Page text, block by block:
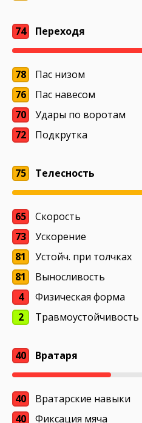
74 Переходя
78
Пас низом
76
Пас навесом
70
Удары по воротам
72
Подкрутка
75 Телесность
65
Скорость
73
Ускорение
81
Устойч. при толчках
81
Выносливость
4
Физическая форма
2
Травмоустойчивость
40 Вратаря
40
Вратарские навыки
40
Фиксация мяча